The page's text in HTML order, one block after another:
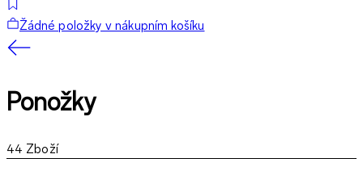
Žádné položky v nákupním košíku
Ponožky
44 Zboží